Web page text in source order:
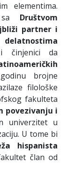
elementima.
sa Društvom
partner i
da
brojne
filološke
fakulteta
povezivanju i
univerzitet u
U tome bi
hispanista
član od